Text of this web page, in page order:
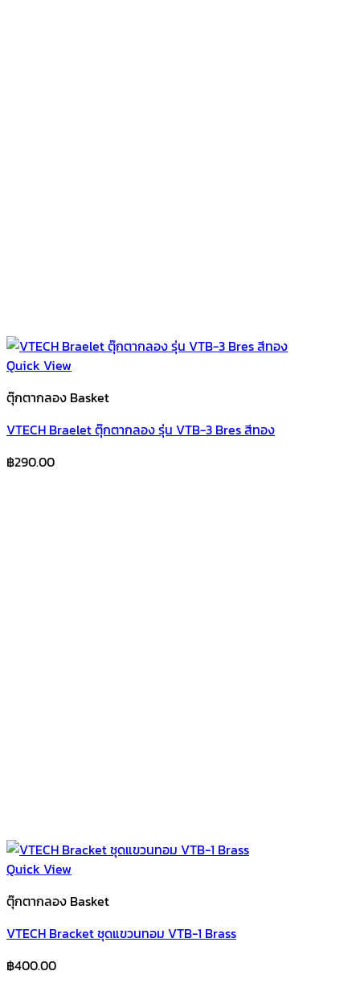
Quick View
ตุ๊กตากลอง Basket
VTECH Braelet ตุ๊กตากลอง รุ่น VTB-3 Bres สีทอง
฿290.00
Quick View
ตุ๊กตากลอง Basket
VTECH Bracket ชุดแขวนทอม VTB-1 Brass
฿400.00